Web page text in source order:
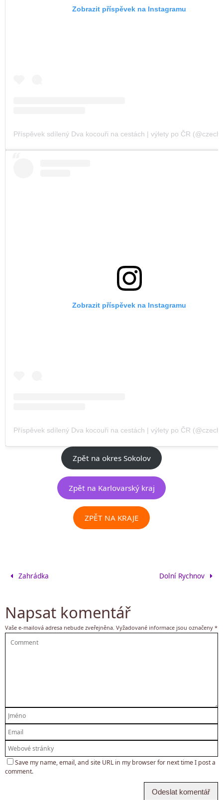
Zobrazit příspěvek na Instagramu
Příspěvek sdílený Dva kocouři na cestách | výlety po ČR
Zobrazit příspěvek na Instagramu
Příspěvek sdílený Dva kocouři na cestách | výlety po ČR
Zpět na okres Sokolov
Zpět na Karlovarský kraj
ZPĚT NA KRAJE
Zahrádka Dolní Rychnov
Napsat komentář
Vaše e-mailová adresa nebude zveřejněna. Vyžadované informace jsou označeny *
Save my name, email, and site URL in my browser for next time I post a
comment.